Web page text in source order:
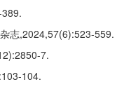
志,2024,57(6):523-559.
7.
104.